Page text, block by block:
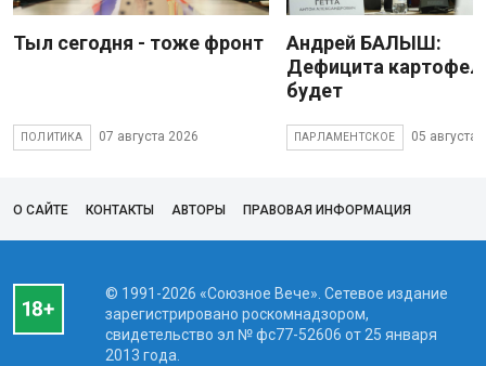
Тыл сегодня - тоже фронт
ПОЛИТИКА 07 августа 2026
Андрей БАЛЫШ:
Дефицита
будет
ПАРЛАМЕНТСКОЕ 05 августа
О САЙТЕ КОНТАКТЫ АВТОРЫ ПРАВОВАЯ ИНФОРМАЦИЯ
© 1991-2026 «Союзное Вече». Сетевое издание
зарегистрировано роскомнадзором,
свидетельство эл № фc77-52606 от 25 января
2013 года.